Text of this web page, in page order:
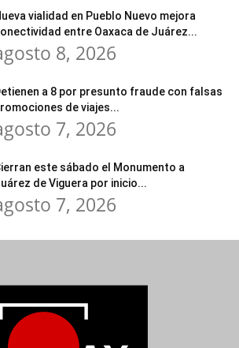
vialidad en Pueblo Nuevo mejora
entre Oaxaca de Juárez...
8, 2026
a 8 por presunto fraude con falsas
de viajes...
7, 2026
este sábado el Monumento a
de Viguera por inicio...
7, 2026